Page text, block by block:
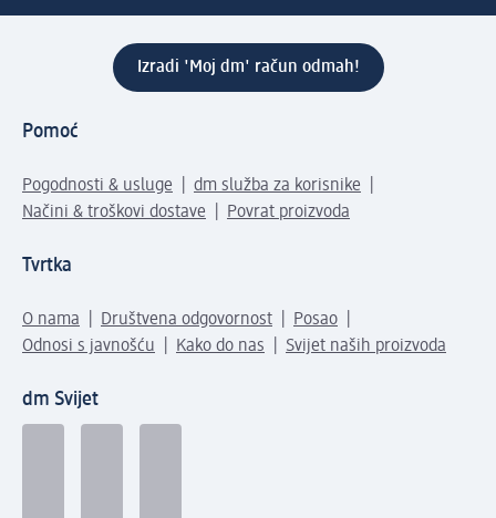
Izradi 'Moj dm' račun odmah!
Pomoć
Pogodnosti & usluge
dm služba za korisnike
Načini & troškovi dostave
Povrat proizvoda
Tvrtka
O nama Društvena odgovornost
Posao
Odnosi s javnošću
Kako do nas Svijet naših proizvoda
dm Svijet